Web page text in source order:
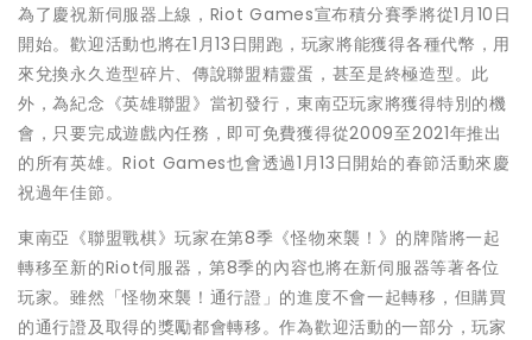
為了慶祝新伺服器上線，Riot Games宣布積分賽季將從1月10日
開始。歡迎活動也將在1月13日開跑，玩家將能獲得各種代幣，用
來兌換永久造型碎片、傳說聯盟精靈蛋，甚至是終極造型。此
外，為紀念《英雄聯盟》當初發行，東南亞玩家將獲得特別的機
會，只要完成遊戲內任務，即可免費獲得從2009至2021年推出
的所有英雄。Riot Games也會透過1月13日開始的春節活動來慶
祝過年佳節。
東南亞《聯盟戰棋》玩家在第8季《怪物來襲！》的牌階將一起
轉移至新的Riot伺服器，第8季的內容也將在新伺服器等著各位
玩家。雖然「怪物來襲！通行證」的進度不會一起轉移，但購買
的通行證及取得的獎勵都會轉移。作為歡迎活動的一部分，玩家